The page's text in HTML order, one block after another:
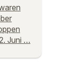
Juni …